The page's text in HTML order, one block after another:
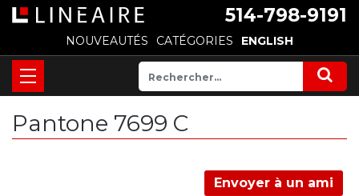
514-798-9191
NOUVEAUTÉS CATÉGORIES ENGLISH
Pantone 7699 C
Envoyer à un ami